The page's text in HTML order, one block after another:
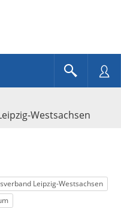
Westsachsen
Leipzig-Westsachsen